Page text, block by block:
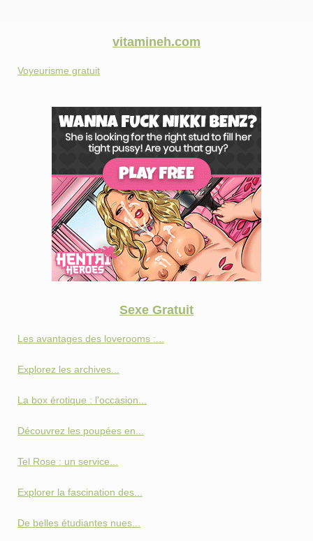
vitamineh.com
Voyeurisme gratuit
Sexe Gratuit
Les avantages des loverooms :...
Explorez les archives...
La box érotique : l'occasion...
Découvrez les poupées en...
Tel Rose : un service...
Explorer la fascination des...
De belles étudiantes nues...